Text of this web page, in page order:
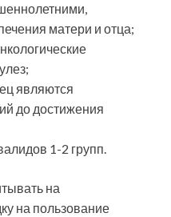
матери и отца;
являются
до достижения
1-2 групп.
на
на пользование